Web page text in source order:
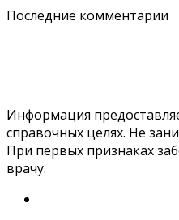
Последние комментарии
Информация
справочных целях. Не
При первых признаках
врачу.